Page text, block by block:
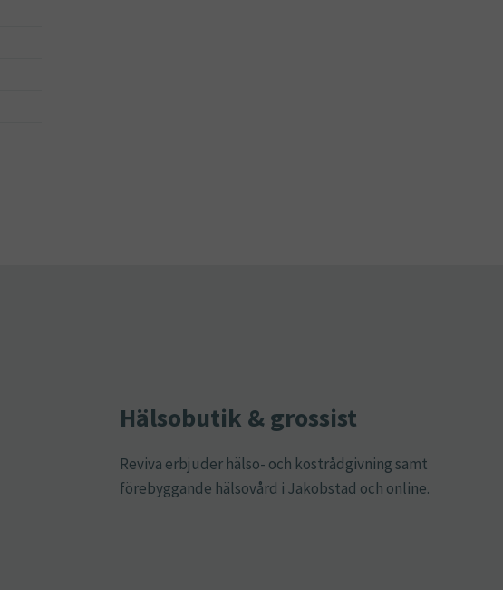
Hälsobutik & grossist
Reviva erbjuder hälso- och kostrådgivning samt
förebyggande hälsovård i Jakobstad och online.